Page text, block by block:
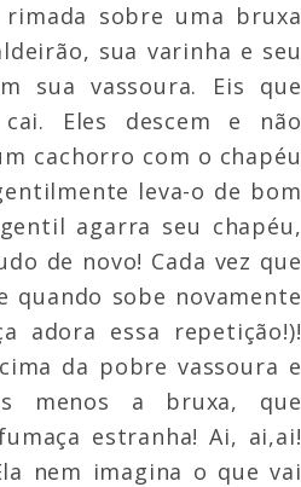
sobre uma bruxa
sua varinha e seu
sua vassoura. Eis que
cai. Eles descem e não
cachorro com o chapéu
leva-o de bom
agarra seu chapéu,
de novo! Cada vez que
quando sobe novamente
adora essa repetição!)!
da pobre vassoura e
menos a bruxa, que
maça estranha! Ai, ai,ai!
nem imagina o que vai